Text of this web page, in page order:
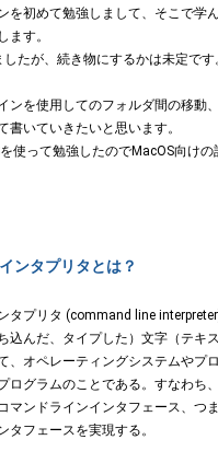
を初めて勉強しまして、そこで学
ます。
したが、続き物にするかは未定です
ンを使用してのフォルダ間の移動
書いていきたいと思います。
使って勉強したのでMacOS向けの
ンタプリタとは？
タプリタ (command line
込んだ、タイプした）文字（テキ
、オペレーティングシステムやプ
ログラムのことである。すなわち
マンドラインインタフェース、つ
タフェースを実現する。